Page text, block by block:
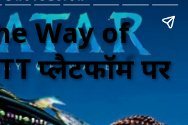
Way of
प्लैटफॉर्म पर